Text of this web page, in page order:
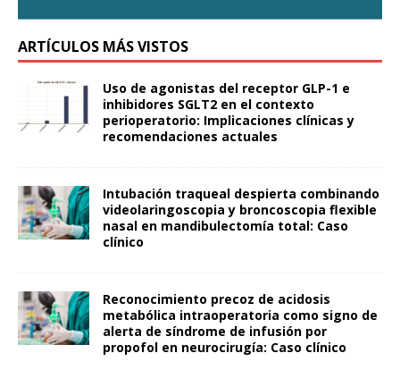
ARTÍCULOS MÁS VISTOS
Uso de agonistas del receptor GLP-1 e
inhibidores SGLT2 en el contexto
perioperatorio: Implicaciones clínicas y
recomendaciones actuales
Intubación traqueal despierta combinando
videolaringoscopia y broncoscopia flexible
nasal en mandibulectomía total: Caso
clínico
Reconocimiento precoz de acidosis
metabólica intraoperatoria como signo de
alerta de síndrome de infusión por
propofol en neurocirugía: Caso clínico